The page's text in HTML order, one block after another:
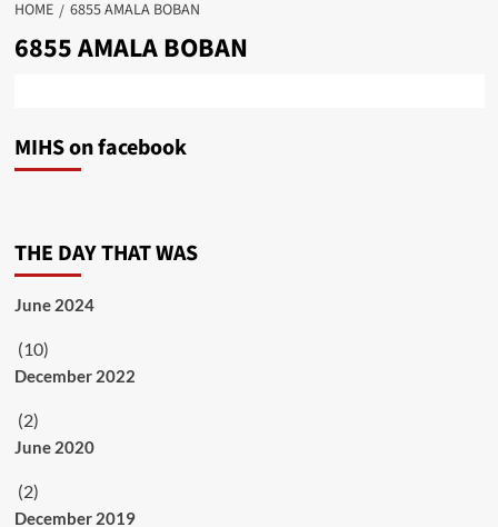
HOME 6855 AMALA BOBAN
6855 AMALA BOBAN
MIHS on facebook
THE DAY THAT WAS
June 2024
(10)
December 2022
(2)
June 2020
(2)
December 2019